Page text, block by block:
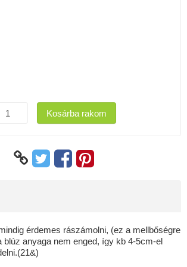
Kosárba rakom
érdemes rászámolni, (ez a mellbőségre
blúz anyaga nem enged, így kb 4-5cm-el